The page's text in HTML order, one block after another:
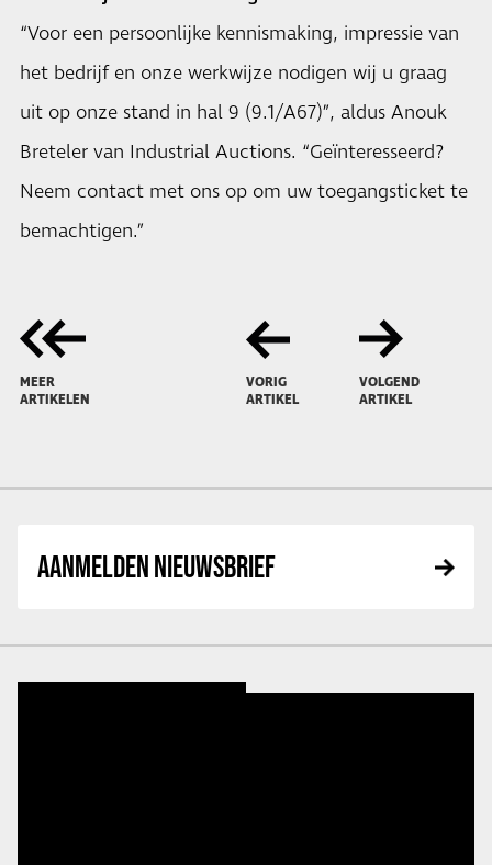
“Voor een persoonlijke kennismaking, impressie van
het bedrijf en onze werkwijze nodigen wij u graag
uit op onze stand in hal 9 (9.1/A67)”, aldus Anouk
Breteler van Industrial Auctions. “Geïnteresseerd?
Neem contact met ons op om uw toegangsticket te
bemachtigen.”
MEER
ARTIKELEN
VORIG
ARTIKEL
VOLGEND
ARTIKEL
AANMELDEN NIEUWSBRIEF